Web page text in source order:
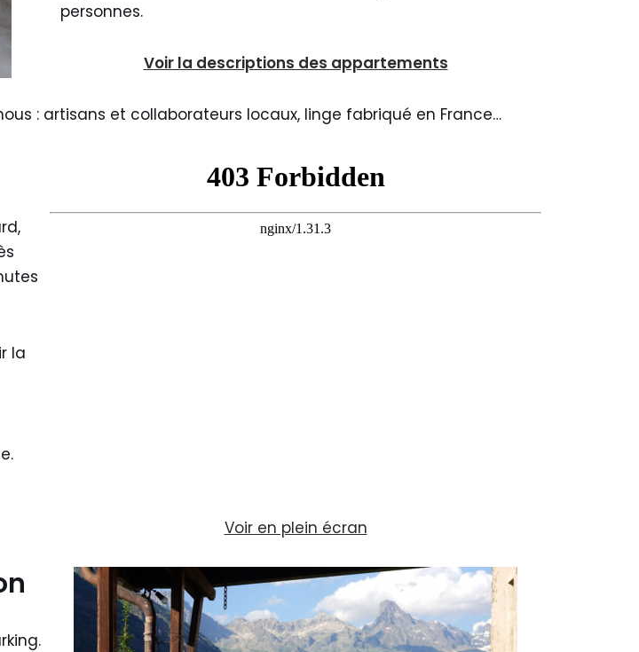
personnes.
Voir la descriptions des appartements
: artisans et collaborateurs locaux, linge fabriqué en France…
la
Voir en plein écran